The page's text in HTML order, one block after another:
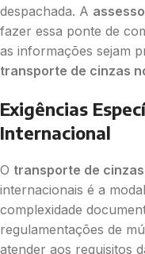
despachada. A
fazer essa ponte de
as informações sejam
transporte de cinzas
Exigências
Internacional
O transporte de
internacionais é a
complexidade
regulamentações de
atender aos requisitos